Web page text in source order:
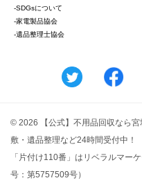
-SDGsについて
-家電製品協会
-遺品整理士協会
© 2026 【公式】不用品回収なら
敷・遺品整理など24時間受付中！
「片付け110番」はリベラルマー
号：第5757509号）